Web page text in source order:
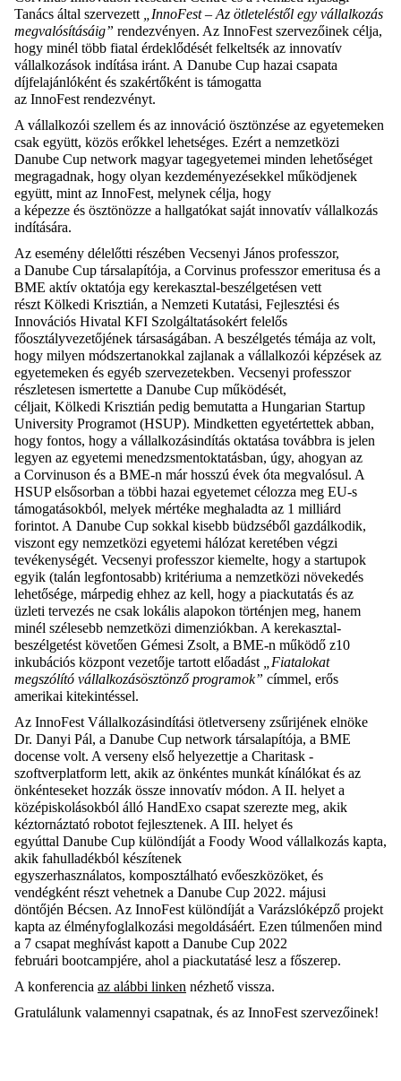
Tanács által szervezett
„InnoFest – Az ötleteléstől egy vállalkozás
megvalósításáig” rendezvényen. Az InnoFest szervezőinek célja,
hogy minél több fiatal érdeklődését felkeltsék az innovatív
vállalkozások indítása iránt. A Danube Cup hazai csapata
díjfelajánlóként és szakértőként is támogatta
az InnoFest rendezvényt.
A vállalkozói szellem és az innováció ösztönzése az egyetemeken
csak együtt, közös erőkkel lehetséges. Ezért a nemzetközi
Danube Cup network magyar tagegyetemei minden lehetőséget
megragadnak, hogy olyan kezdeményezésekkel működjenek
együtt, mint az InnoFest, melynek célja, hogy
a képezze és ösztönözze a hallgatókat saját innovatív vállalkozás
indítására.
Az esemény délelőtti részében Vecsenyi János professzor,
a Danube Cup társalapítója, a Corvinus professzor emeritusa és a
BME aktív oktatója egy kerekasztal-beszélgetésen vett
részt Kölkedi Krisztián, a Nemzeti Kutatási, Fejlesztési és
Innovációs Hivatal KFI Szolgáltatásokért felelős
főosztályvezetőjének társaságában. A beszélgetés témája az volt,
hogy milyen módszertanokkal zajlanak a vállalkozói képzések az
egyetemeken és egyéb szervezetekben. Vecsenyi professzor
részletesen ismertette a Danube Cup működését,
céljait, Kölkedi Krisztián pedig bemutatta a Hungarian Startup
University Programot (HSUP). Mindketten egyetértettek abban,
hogy fontos, hogy a vállalkozásindítás oktatása továbbra is jelen
legyen az egyetemi menedzsmentoktatásban, úgy, ahogyan az
a Corvinuson és a BME-n már hosszú évek óta megvalósul. A
HSUP elsősorban a többi hazai egyetemet célozza meg EU-s
támogatásokból, melyek mértéke meghaladta az 1 milliárd
forintot. A Danube Cup sokkal kisebb büdzséből gazdálkodik,
viszont egy nemzetközi egyetemi hálózat keretében végzi
tevékenységét. Vecsenyi professzor kiemelte, hogy a startupok
egyik (talán legfontosabb) kritériuma a nemzetközi növekedés
lehetősége, márpedig ehhez az kell, hogy a piackutatás és az
üzleti tervezés ne csak lokális alapokon történjen meg, hanem
minél szélesebb nemzetközi dimenziókban. A kerekasztal-
beszélgetést követően Gémesi Zsolt, a BME-n működő z10
inkubációs központ vezetője tartott előadást
„Fiatalokat
megszólító vállalkozásösztönző programok” címmel, erős
amerikai kitekintéssel.
Az InnoFest Vállalkozásindítási ötletverseny zsűrijének elnöke
Dr. Danyi Pál, a Danube Cup network társalapítója, a BME
docense volt. A verseny első helyezettje a Charitask -
szoftverplatform lett, akik az önkéntes munkát kínálókat és az
önkénteseket hozzák össze innovatív módon. A II. helyet a
középiskolásokból álló HandExo csapat szerezte meg, akik
kéztornáztató robotot fejlesztenek. A III. helyet és
egyúttal Danube Cup különdíját a Foody Wood vállalkozás kapta,
akik fahulladékból készítenek
egyszerhasználatos, komposztálható evőeszközöket, és
vendégként részt vehetnek a Danube Cup 2022. májusi
döntőjén Bécsen. Az InnoFest különdíját a Varázslóképző projekt
kapta az élményfoglalkozási megoldásáért. Ezen túlmenően mind
a 7 csapat meghívást kapott a Danube Cup 2022
februári bootcampjére, ahol a piackutatásé lesz a főszerep.
A konferencia az alábbi linken nézhető vissza.
Gratulálunk valamennyi csapatnak, és az InnoFest szervezőinek!